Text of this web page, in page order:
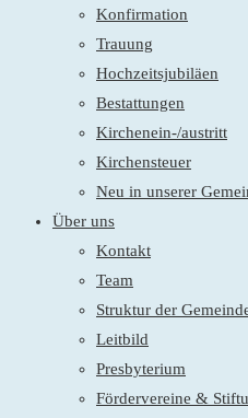
Konfirmation
Trauung
Hochzeitsjubiläen
Bestattungen
Kirchenein-/austritt
Kirchensteuer
Neu in unserer
Über uns
Kontakt
Team
Struktur der
Leitbild
Presbyterium
Fördervereine &